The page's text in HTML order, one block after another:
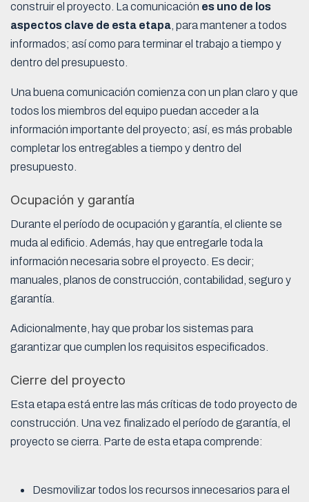
construir el proyecto. La comunicación es uno de los
aspectos clave de esta etapa , para mantener a todos
informados; así como para terminar el trabajo a tiempo y
dentro del presupuesto.
Una buena comunicación comienza con un plan claro y que
todos los miembros del equipo puedan acceder a la
información importante del proyecto; así, es más probable
completar los entregables a tiempo y dentro del
presupuesto.
Ocupación y garantía
Durante el período de ocupación y garantía, el cliente se
muda al edificio. Además, hay que entregarle toda la
información necesaria sobre el proyecto. Es decir;
manuales, planos de construcción, contabilidad, seguro y
garantía.
Adicionalmente, hay que probar los sistemas para
garantizar que cumplen los requisitos especificados.
Cierre del proyecto
Esta etapa está entre las más críticas de todo proyecto de
construcción. Una vez finalizado el período de garantía, el
proyecto se cierra. Parte de esta etapa comprende:
Desmovilizar todos los recursos innecesarios para el